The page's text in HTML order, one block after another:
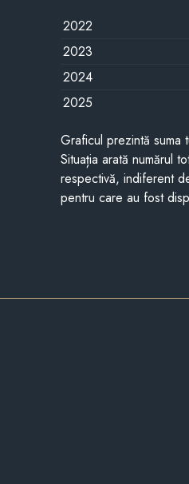
2022
2023
2024
2025
Graficul prezintă suma
Situația arată numărul
respectivă, indiferent
pentru care au fost